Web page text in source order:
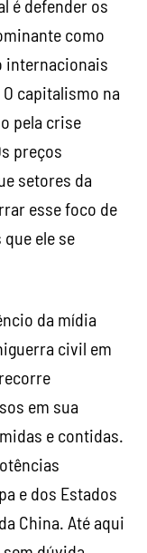
é defender os
como
internacionais
capitalismo na
pela crise
preços
setores da
esse foco de
ele se
da mídia
civil em
em sua
e contidas.
e dos Estados
China. Até aqui